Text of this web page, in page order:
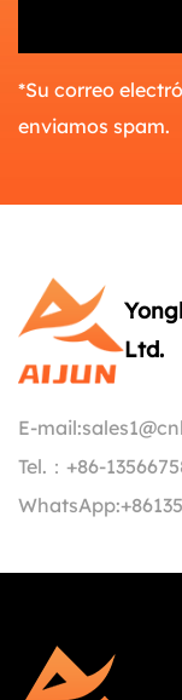
*Su correo
enviamos spam.
Ltd.
E-mail:
Tel.： +86-
WhatsApp: